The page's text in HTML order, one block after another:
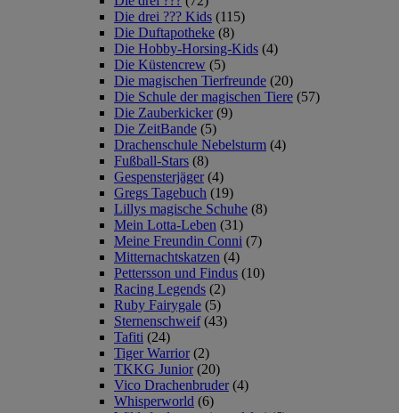
Die drei ??? Kids (115)
Die Duftapotheke (8)
Die Hobby-Horsing-Kids (4)
Die Küstencrew (5)
Die magischen Tierfreunde (20)
Die Schule der magischen Tiere (57)
Die Zauberkicker (9)
Die ZeitBande (5)
Drachenschule Nebelsturm (4)
Fußball-Stars (8)
Gespensterjäger (4)
Gregs Tagebuch (19)
Lillys magische Schuhe (8)
Mein Lotta-Leben (31)
Meine Freundin Conni (7)
Mitternachtskatzen (4)
Pettersson und Findus (10)
Racing Legends (2)
Ruby Fairygale (5)
Sternenschweif (43)
Tafiti (24)
Tiger Warrior (2)
TKKG Junior (20)
Vico Drachenbruder (4)
Whisperworld (6)